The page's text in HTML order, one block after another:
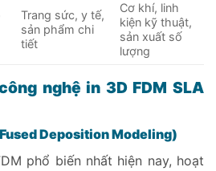
Trang sức, y tế,
sản phẩm chi
tiết
Cơ khí, linh
kiện kỹ thuật,
sản xuất số
lượng
nghệ in 3D FDM SLA
Deposition Modeling)
phổ biến nhất hiện nay, hoạt